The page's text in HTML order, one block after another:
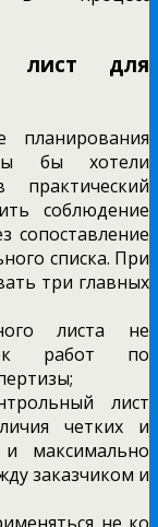
лист для
планирования
мы бы хотели
соблюдение
сопоставление
списка. При
три главных
листа не
работ по
лист
четких и
и максимально
заказчиком и